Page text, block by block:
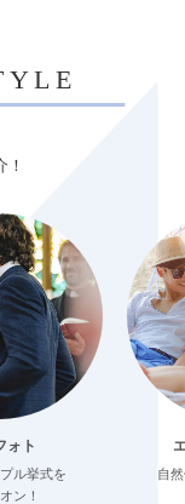
！
ォト
ル挙式を
ン！
自